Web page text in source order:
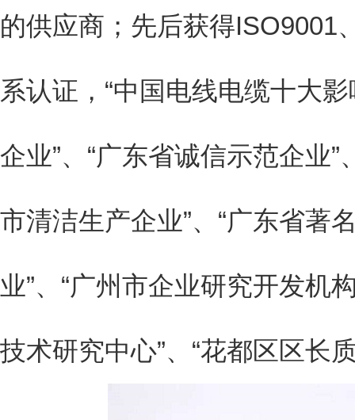
的供应商；先后获得ISO9001
系认证，“中国电线电缆十大
企业”、“广东省诚信示范企业”
市清洁生产企业”、“广东省著
业”、“广州市企业研究开发机
技术研究中心”、“花都区区长